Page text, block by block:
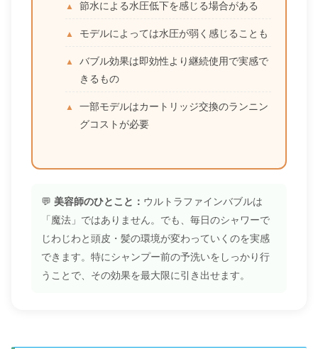
節水による水圧低下を感じる場合がある
モデルによっては水圧が弱く感じることも
バブル効果は即効性より継続使用で実感で
きるもの
一部モデルはカートリッジ交換のランニン
グコストが必要
💬 美容師のひとこと： ウルトラファインバブルは
「魔法」ではありません。でも、毎日のシャワーで
じわじわと頭皮・髪の環境が変わっていくのを実感
できます。特にシャンプー前の予洗いをしっかり行
うことで、その効果を最大限に引き出せます。